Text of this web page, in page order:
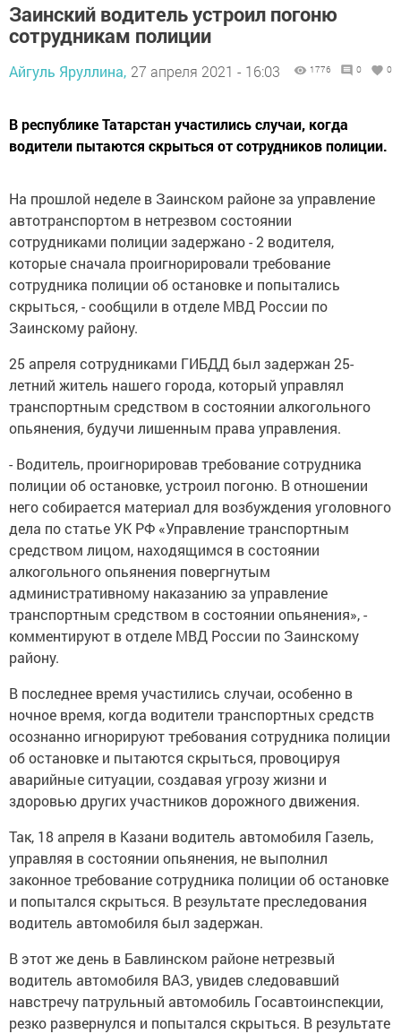
Заинский водитель устроил погоню
сотрудникам полиции
Айгуль Яруллина, 27 апреля 2021 - 16:03 1776 0 0
В республике Татарстан участились случаи, когда
водители пытаются скрыться от сотрудников полиции.
На прошлой неделе в Заинском районе за управление
автотранспортом в нетрезвом состоянии
сотрудниками полиции задержано - 2 водителя,
которые сначала проигнорировали требование
сотрудника полиции об остановке и попытались
скрыться, - сообщили в отделе МВД России по
Заинскому району.
25 апреля сотрудниками ГИБДД был задержан 25-
летний житель нашего города, который управлял
транспортным средством в состоянии алкогольного
опьянения, будучи лишенным права управления.
- Водитель, проигнорировав требование сотрудника
полиции об остановке, устроил погоню. В отношении
него собирается материал для возбуждения уголовного
дела по статье УК РФ «Управление транспортным
средством лицом, находящимся в состоянии
алкогольного опьянения повергнутым
административному наказанию за управление
транспортным средством в состоянии опьянения», -
комментируют в отделе МВД России по Заинскому
району.
В последнее время участились случаи, особенно в
ночное время, когда водители транспортных средств
осознанно игнорируют требования сотрудника полиции
об остановке и пытаются скрыться, провоцируя
аварийные ситуации, создавая угрозу жизни и
здоровью других участников дорожного движения.
Так, 18 апреля в Казани водитель автомобиля Газель,
управляя в состоянии опьянения, не выполнил
законное требование сотрудника полиции об остановке
и попытался скрыться. В результате преследования
водитель автомобиля был задержан.
В этот же день в Бавлинском районе нетрезвый
водитель автомобиля ВАЗ, увидев следовавший
навстречу патрульный автомобиль Госавтоинспекции,
резко развернулся и попытался скрыться. В результате